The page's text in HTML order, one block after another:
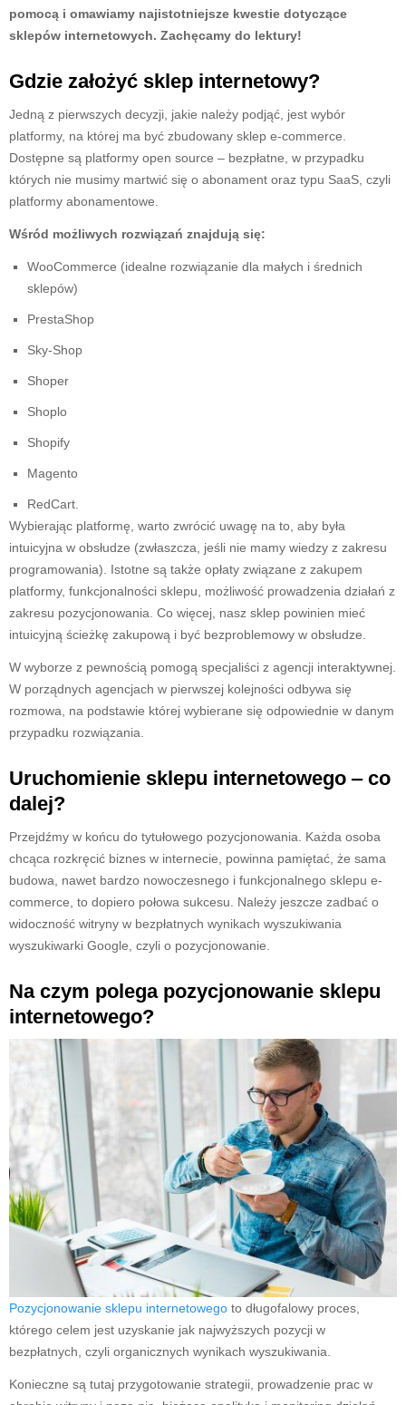
pomocą i omawiamy najistotniejsze kwestie dotyczące
sklepów internetowych. Zachęcamy do lektury!
Gdzie założyć sklep internetowy?
Jedną z pierwszych decyzji, jakie należy podjąć, jest wybór
platformy, na której ma być zbudowany sklep e-commerce.
Dostępne są platformy open source ‒ bezpłatne, w przypadku
których nie musimy martwić się o abonament oraz typu SaaS, czyli
platformy abonamentowe.
Wśród możliwych rozwiązań znajdują się:
WooCommerce (idealne rozwiązanie dla małych i średnich
sklepów)
PrestaShop
Sky-Shop
Shoper
Shoplo
Shopify
Magento
RedCart.
Wybierając platformę, warto zwrócić uwagę na to, aby była
intuicyjna w obsłudze (zwłaszcza, jeśli nie mamy wiedzy z zakresu
programowania). Istotne są także opłaty związane z zakupem
platformy, funkcjonalności sklepu, możliwość prowadzenia działań z
zakresu pozycjonowania. Co więcej, nasz sklep powinien mieć
intuicyjną ścieżkę zakupową i być bezproblemowy w obsłudze.
W wyborze z pewnością pomogą specjaliści z agencji interaktywnej.
W porządnych agencjach w pierwszej kolejności odbywa się
rozmowa, na podstawie której wybierane się odpowiednie w danym
przypadku rozwiązania.
Uruchomienie sklepu internetowego ‒ co
dalej?
Przejdźmy w końcu do tytułowego pozycjonowania. Każda osoba
chcąca rozkręcić biznes w internecie, powinna pamiętać, że sama
budowa, nawet bardzo nowoczesnego i funkcjonalnego sklepu e-
commerce, to dopiero połowa sukcesu. Należy jeszcze zadbać o
widoczność witryny w bezpłatnych wynikach wyszukiwania
wyszukiwarki Google, czyli o pozycjonowanie.
Na czym polega pozycjonowanie sklepu
internetowego?
Pozycjonowanie sklepu internetowego to długofalowy proces,
którego celem jest uzyskanie jak najwyższych pozycji w
bezpłatnych, czyli organicznych wynikach wyszukiwania.
Konieczne są tutaj przygotowanie strategii, prowadzenie prac w